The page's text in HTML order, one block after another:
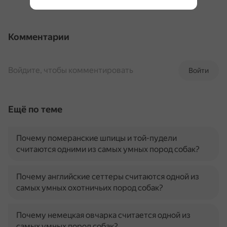
Комментарии
Войти
Войдите, чтобы комментировать
Ещё по теме
Почему померанские шпицы и той-пудели
считаются одними из самых умных пород собак?
Почему английские сеттеры считаются одной из
самых умных охотничьих пород собак?
Почему немецкая овчарка считается одной из